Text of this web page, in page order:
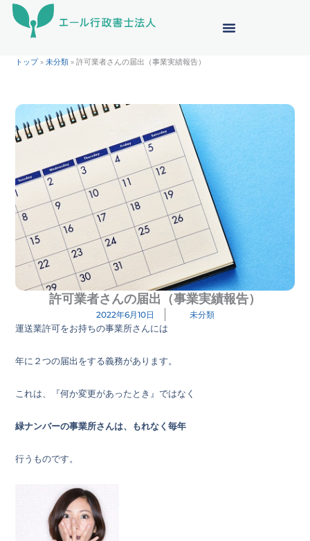
トップ»未分類 »許可業者さんの届出（事業実績報告）
許可業者さんの届出（事業実績報告）
2022年6月10日 未分類
運送業許可をお持ちの事業所さんには
年に２つの届出をする義務があります。
これは、『何か変更があったとき』ではなく
緑ナンバーの事業所さんは、もれなく毎年
行うものです。